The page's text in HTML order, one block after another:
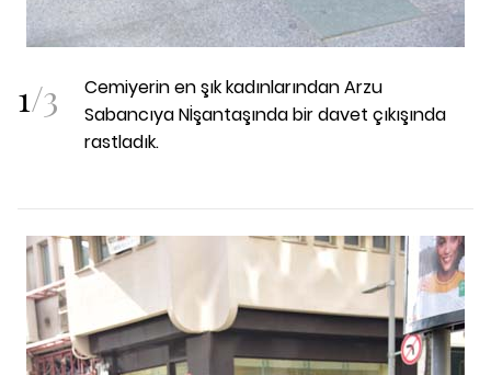
1/3
Cemiyerin en şık kadınlarından Arzu
Sabancıya Nİşantaşında bir davet çıkışında
rastladık.